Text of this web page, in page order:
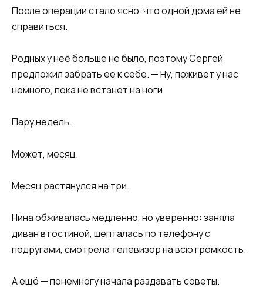
После операции стало ясно, что одной дома ей не
справиться.
Родных у неё больше не было, поэтому Сергей
предложил забрать её к себе. — Ну, поживёт у нас
немного, пока не встанет на ноги.
Пару недель.
Может, месяц.
Месяц растянулся на три.
Нина обживалась медленно, но уверенно: заняла
диван в гостиной, шепталась по телефону с
подругами, смотрела телевизор на всю громкость.
А ещё — понемногу начала раздавать советы.